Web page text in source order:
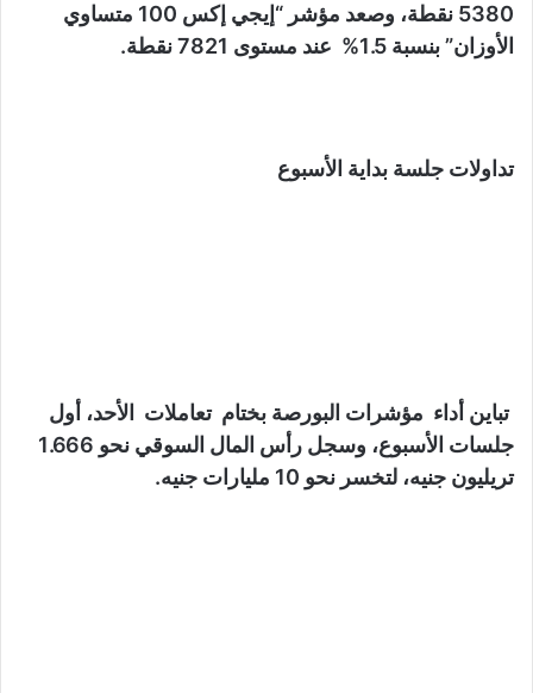
5380 نقطة، وصعد مؤشر “إيجي إكس 100 متساوي
الأوزان” بنسبة 1.5% عند مستوى 7821 نقطة.
تداولات جلسة بداية الأسبوع
تباين أداء مؤشرات البورصة بختام تعاملات الأحد، أول
جلسات الأسبوع، وسجل رأس المال السوقي نحو 1.666
تريليون جنيه، لتخسر نحو 10 مليارات جنيه.